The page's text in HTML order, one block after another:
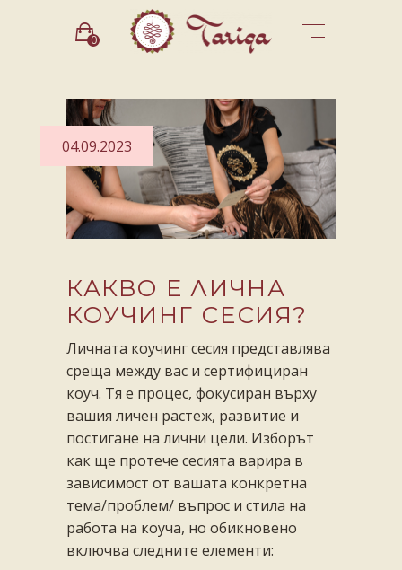
0
04.09.2023
КАКВО Е ЛИЧНА
КОУЧИНГ СЕСИЯ?
Личната коучинг сесия представлява
среща между вас и сертифициран
коуч. Тя е процес, фокусиран върху
вашия личен растеж, развитие и
постигане на лични цели. Изборът
как ще протече сесията варира в
зависимост от вашата конкретна
тема/проблем/ въпрос и стила на
работа на коуча, но обикновено
включва следните елементи: